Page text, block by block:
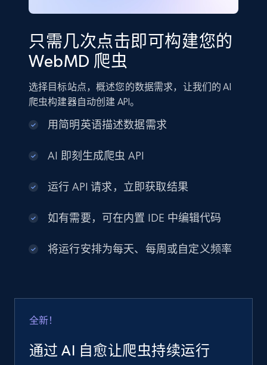
只需几次点击即可构建您的
WebMD 爬虫
选择目标站点，概述您的数据需求，让我们的 AI
爬虫构建器自动创建 API。
用简明英语描述数据需求
AI 即刻生成爬虫 API
运行 API 请求，立即获取结果
如有需要，可在内置 IDE 中编辑代码
将运行安排为每天、每周或自定义频率
全新！
通过 AI 自愈让爬虫持续运行